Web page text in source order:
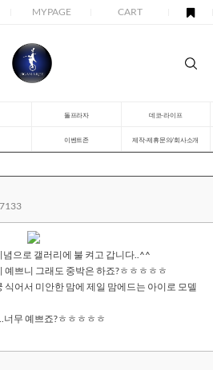
MYPAGE CART
돌프라자 데코-라이프
이벤트존 제작-제휴문의/회사소개
으로 갤러리에 불 켜고 갑니다..^^
예쁘니 그래도 중박은 하죠?ㅎㅎㅎㅎㅎ
식어서 미안한 맘에 제일 맘에드는 아이로 모델
무 예쁘죠?ㅎㅎㅎㅎㅎ